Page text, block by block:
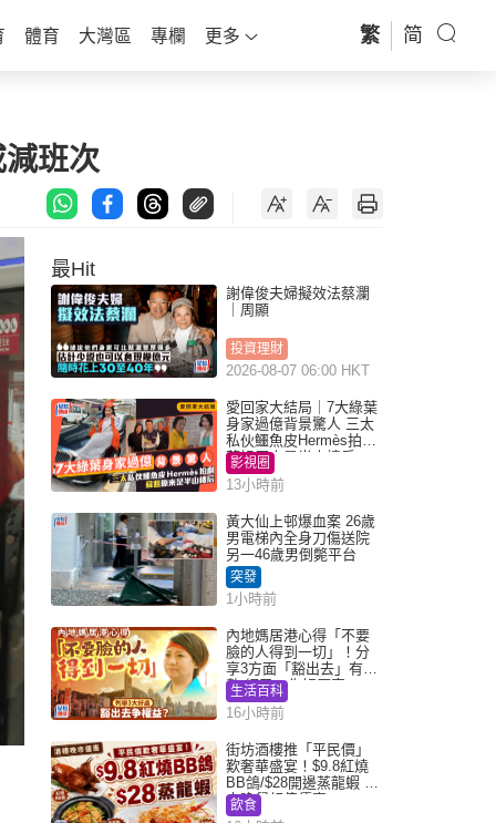
體育 大灣區 專欄 更多 繁 简
班次
最Hit
謝偉俊夫婦擬效法蔡瀾
｜周顯
投資理財
2026-08-07 06:00 HKT
愛回家大結局｜7大綠葉
身家過億背景驚人 三太
私伙鱷魚皮Hermès拍劇
蘇姐原來是半山樓后
影視圈
13小時前
黃大仙上邨爆血案 26歲
男電梯內全身刀傷送院
另一46歲男倒斃平台
突發
1小時前
內地媽居港心得「不要
臉的人得到一切」！分
享3方面「豁出去」有著
數 網民：你好厲害
生活百科
16小時前
街坊酒樓推「平民價」
歎奢華盛宴！$9.8紅燒
BB鴿/$28開邊蒸龍蝦 3
大晚餐超值優惠
飲食